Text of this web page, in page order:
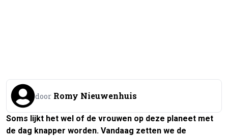
door Romy Nieuwenhuis
Soms lijkt het wel of de vrouwen op deze planeet met
de dag knapper worden. Vandaag zetten we de